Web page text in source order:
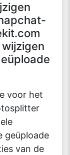
voor het
geüploade
van de